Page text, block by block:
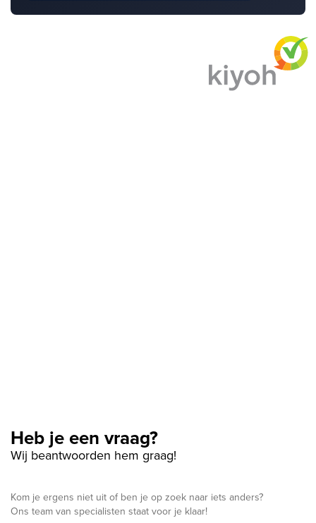
Heb je een vraag?
Wij beantwoorden hem graag!
Kom je ergens niet uit of ben je op zoek naar iets anders?
Ons team van specialisten staat voor je klaar!